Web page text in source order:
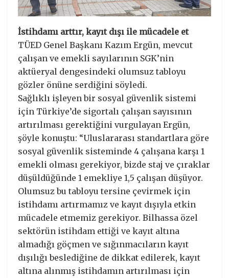
İstihdamı arttır, kayıt dışı ile mücadele et
TÜED Genel Başkanı Kazım Ergün, mevcut
çalışan ve emekli sayılarının SGK’nin
aktüeryal dengesindeki olumsuz tabloyu
gözler önüne serdiğini söyledi.
Sağlıklı işleyen bir sosyal güvenlik sistemi
için Türkiye’de sigortalı çalışan sayısının
artırılması gerektiğini vurgulayan Ergün,
şöyle konuştu: “Uluslararası standartlara göre
sosyal güvenlik sisteminde 4 çalışana karşı 1
emekli olması gerekiyor, bizde staj ve çıraklar
düşüldüğünde 1 emekliye 1,5 çalışan düşüyor.
Olumsuz bu tabloyu tersine çevirmek için
istihdamı artırmamız ve kayıt dışıyla etkin
mücadele etmemiz gerekiyor. Bilhassa özel
sektörün istihdam ettiği ve kayıt altına
almadığı göçmen ve sığınmacıların kayıt
dışılığı beslediğine de dikkat edilerek, kayıt
altına alınmış istihdamın artırılması için